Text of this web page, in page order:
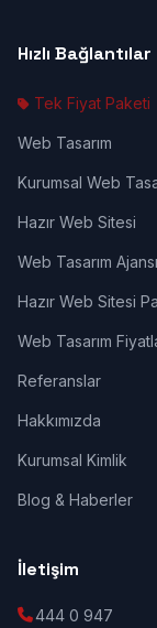
Hızlı Bağlantılar
Tek Fiyat Paketi
Web Tasarım
Kurumsal Web
Hazır Web Sitesi
Web Tasarım Ajansı
Hazır Web Sitesi
Web Tasarım
Referanslar
Hakkımızda
Kurumsal Kimlik
Blog & Haberler
İletişim
444 0 947